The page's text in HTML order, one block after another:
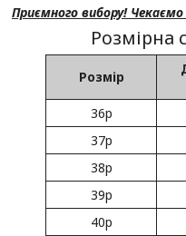
Приємного вибору!
Розмірна
Розмір
36р
37р
38р
39р
40р